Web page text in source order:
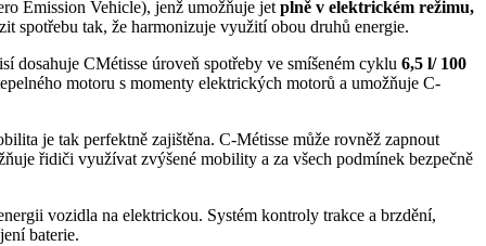
Emission Vehicle), jenž umožňuje jet plně v elektrickém režimu,
spotřebu tak, že harmonizuje využití obou druhů energie.
CMétisse úroveň spotřeby ve smíšeném cyklu 6,5 l/ 100
motoru s momenty elektrických motorů a umožňuje C-
je tak perfektně zajištěna. C-Métisse může rovněž zapnout
řidiči využívat zvýšené mobility a za všech podmínek bezpečně
vozidla na elektrickou. Systém kontroly trakce a brzdění,
baterie.